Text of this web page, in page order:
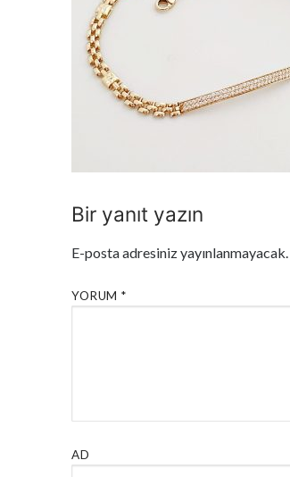
Bir yanıt yazın
E-posta adresiniz yayınlanmayacak.
YORUM *
AD